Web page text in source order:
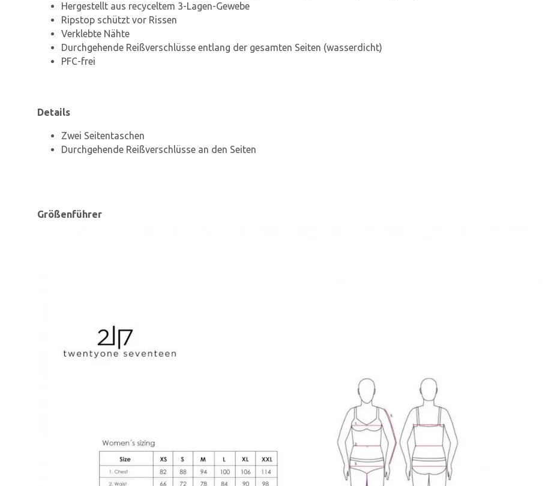
Hergestellt aus recyceltem 3-Lagen-Gewebe
Ripstop schützt vor Rissen
Verklebte Nähte
Durchgehende Reißverschlüsse entlang der gesamten Seiten (wasserdicht)
PFC-frei
Details
Zwei Seitentaschen
Durchgehende Reißverschlüsse an den Seiten
Größenführer